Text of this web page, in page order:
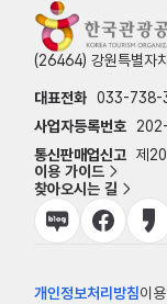
(26464) 강원특별자
대표전화 033-738-
사업자등록번호
통신판매업신고 제
이용 가이드
찾아오시는 길
개인정보처리방침이